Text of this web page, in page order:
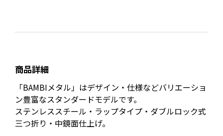
商品詳細
「BAMBIメタル」はデザイン・仕様などバリエーショ
ン豊富なスタンダードモデルです。
ステンレススチール・ラップタイプ・ダブルロック式
三つ折り・中鏡面仕上げ。